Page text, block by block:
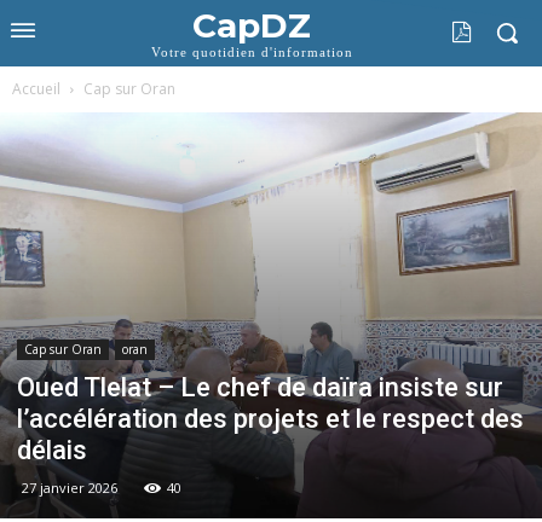
CapDZ
Votre quotidien d'information
Accueil Cap sur Oran
Cap sur Oran oran
Oued Tlelat – Le chef de daïra insiste sur
l’accélération des projets et le respect des
délais
27 janvier 2026 40